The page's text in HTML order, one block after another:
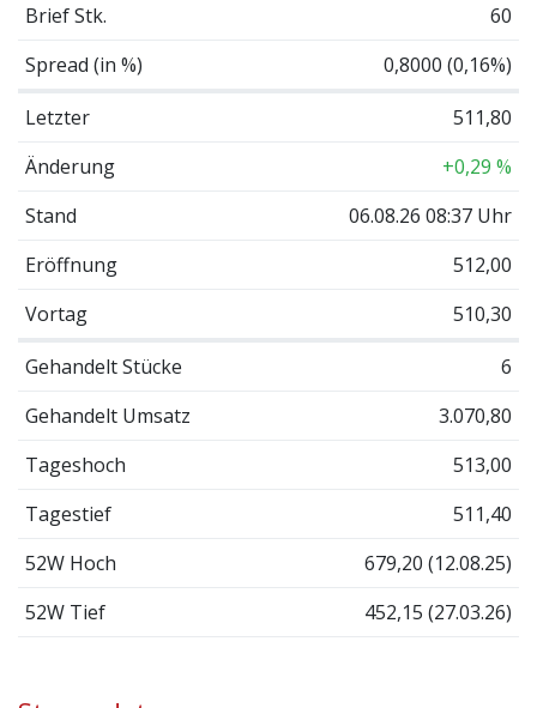
Brief Stk.
60
Spread (in %)
0,8000 (0,16%)
Letzter
511,80
Änderung
+0,29 %
Stand
06.08.26 08:37 Uhr
Eröffnung
512,00
Vortag
510,30
Gehandelt Stücke
6
Gehandelt Umsatz
3.070,80
Tageshoch
513,00
Tagestief
511,40
52W Hoch
679,20 (12.08.25)
52W Tief
452,15 (27.03.26)